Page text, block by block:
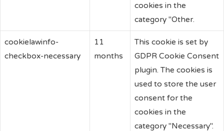
cookies in the
category "Other.
cookielawinfo-
checkbox-necessary
11
months
This cookie is set by
GDPR Cookie Consent
plugin. The cookies is
used to store the user
consent for the
cookies in the
category "Necessary".